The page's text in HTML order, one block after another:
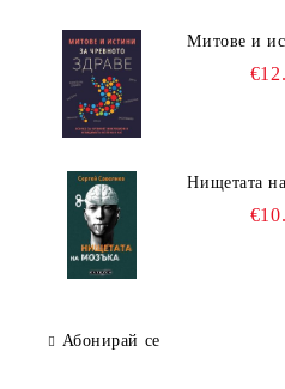
Митове и
Нищетата
Абонирай се